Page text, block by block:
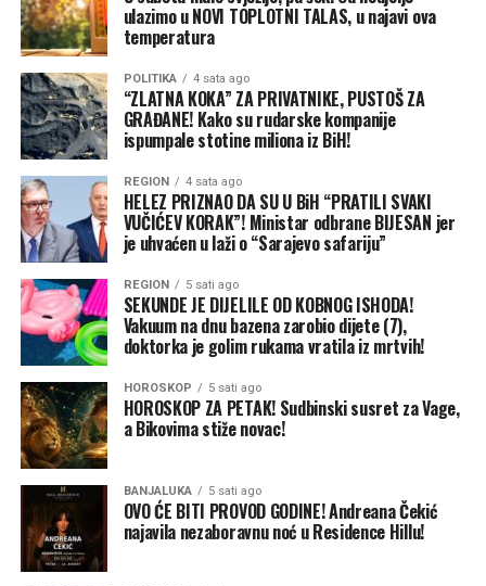
od novih napada.
Ovo nije prvi put da je pomorski saobraćaj na Crnom
moru prekinut od početka ruske invazije. Talasi ruskih
napada na luke krajem 2025. i početkom 2026. godine
nisu zadugo usporili rad. Ali ovi posljednji udari su i širi i
žešći, u velikoj mjeri zato što su nedavni uspjesi Ukrajine,
naročito unutar same Rusije, isprovocirali Putina da
pokuša da povrati inicijativu na frontu. Za sada, i
Ukrajina i Rusija ostaju posvećene agresivnim vojnim
strategijama.
Putinova taktika i glavni cilj
Neposredni problem Ukrajine jeste to što se oslanja na
ograničene zalihe američkih PVO sistema „patriot” –
jedinu pouzdanu odbranu od ruskih raketa – kako bi
zaštitila svoje gradove i vojne linije snabdijevanja.
Premještanje „patriota” radi odbrane luka bilo bi i
preskupo i izuzetno rizično. Svjesna toga, Rusija će
nastaviti da gađa luke raketama i dronovima, ne
ostavljajući osiguravajućim kućama razlog da smanje
premije, a brodovlasnicima motiv da se vrate.
ulazimo u NOVI TOPLOTNI TALAS, u najavi ova
temperatura
POLITIKA 4 sata ago
“ZLATNA KOKA” ZA PRIVATNIKE, PUSTOŠ ZA
GRAĐANE! Kako su rudarske kompanije
ispumpale stotine miliona iz BiH!
REGION 4 sata ago
HELEZ PRIZNAO DA SU U BiH “PRATILI SVAKI
VUČIĆEV KORAK”! Ministar odbrane BIJESAN jer
je uhvaćen u laži o “Sarajevo safariju”
REGION 5 sati ago
SEKUNDE JE DIJELILE OD KOBNOG ISHODA!
Vakuum na dnu bazena zarobio dijete (7),
doktorka je golim rukama vratila iz mrtvih!
HOROSKOP 5 sati ago
HOROSKOP ZA PETAK! Sudbinski susret za Vage,
a Bikovima stiže novac!
BANJALUKA 5 sati ago
OVO ĆE BITI PROVOD GODINE! Andreana Čekić
najavila nezaboravnu noć u Residence Hillu!